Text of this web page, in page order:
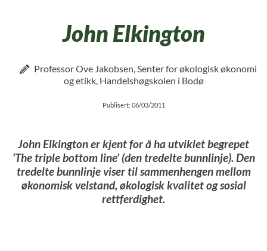
John Elkington
Professor Ove Jakobsen, Senter for økologisk økonomi
og etikk, Handelshøgskolen i Bodø
Publisert: 06/03/2011
John Elkington er kjent for å ha utviklet begrepet
‘The triple bottom line’ (den tredelte bunnlinje). Den
tredelte bunnlinje viser til sammenhengen mellom
økonomisk velstand, økologisk kvalitet og sosial
rettferdighet.